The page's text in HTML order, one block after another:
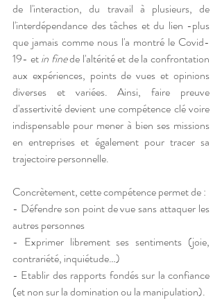
de l'interaction, du travail à plusieurs, de
l'interdépendance des tâches et du lien -plus
que jamais comme nous l'a montré le Covid-
19- et in fine de l'altérité et de la confrontation
aux expériences, points de vues et opinions
diverses et variées. Ainsi, faire preuve
d'assertivité devient une compétence clé voire
indispensable pour mener à bien ses missions
en entreprises et également pour tracer sa
trajectoire personnelle.
Concrètement, cette compétence permet de :
- Défendre son point de vue sans attaquer les
autres personnes
- Exprimer librement ses sentiments (joie,
contrariété, inquiétude…)
- Etablir des rapports fondés sur la confiance
(et non sur la domination ou la manipulation).